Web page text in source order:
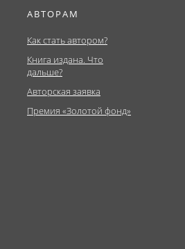
АВТОРАМ
Как стать автором?
Книга издана. Что
дальше?
Авторская заявка
Премия «Золотой фонд»